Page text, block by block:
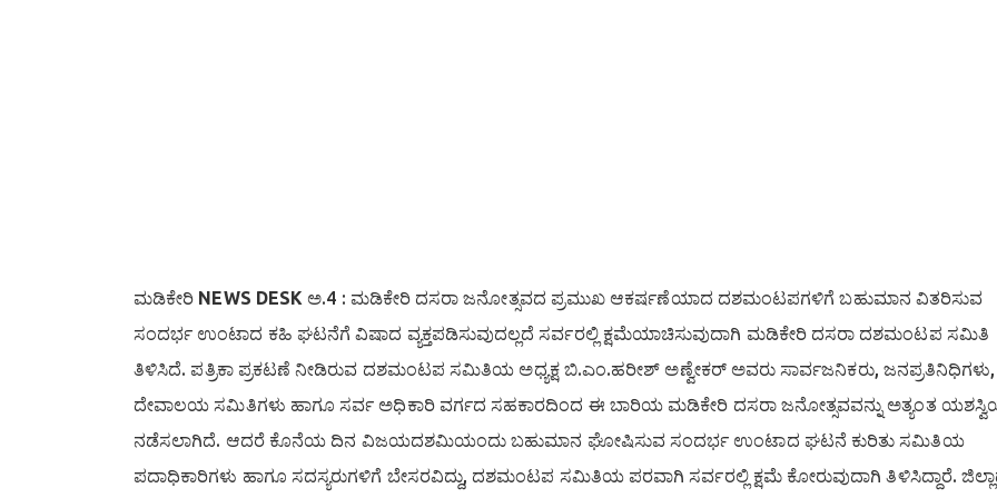
ಮಡಿಕೇರಿ NEWS DESK ಅ.4 : ಮಡಿಕೇರಿ ದಸರಾ ಜನೋತ್ಸವದ ಪ್ರಮುಖ ಆಕರ್ಷಣೆಯಾದ ದಶಮಂಟಪಗಳಿಗೆ ಬಹುಮಾನ ವಿತರಿಸುವ
ಸಂದರ್ಭ ಉಂಟಾದ ಕಹಿ ಘಟನೆಗೆ ವಿಷಾದ ವ್ಯಕ್ತಪಡಿಸುವುದಲ್ಲದೆ ಸರ್ವರಲ್ಲಿ ಕ್ಷಮೆಯಾಚಿಸುವುದಾಗಿ ಮಡಿಕೇರಿ ದಸರಾ ದಶಮಂಟಪ ಸಮಿತಿ
ತಿಳಿಸಿದೆ. ಪತ್ರಿಕಾ ಪ್ರಕಟಣೆ ನೀಡಿರುವ ದಶಮಂಟಪ ಸಮಿತಿಯ ಅಧ್ಯಕ್ಷ ಬಿ.ಎಂ.ಹರೀಶ್ ಅಣ್ವೇಕರ್ ಅವರು ಸಾರ್ವಜನಿಕರು, ಜನಪ್ರತಿನಿಧಿಗಳು,
ದೇವಾಲಯ ಸಮಿತಿಗಳು ಹಾಗೂ ಸರ್ವ ಅಧಿಕಾರಿ ವರ್ಗದ ಸಹಕಾರದಿಂದ ಈ ಬಾರಿಯ ಮಡಿಕೇರಿ ದಸರಾ ಜನೋತ್ಸವವನ್ನು ಅತ್ಯಂತ
ನಡೆಸಲಾಗಿದೆ. ಆದರೆ ಕೊನೆಯ ದಿನ ವಿಜಯದಶಮಿಯಂದು ಬಹುಮಾನ ಘೋಷಿಸುವ ಸಂದರ್ಭ ಉಂಟಾದ ಘಟನೆ ಕುರಿತು ಸಮಿತಿಯ
ಪದಾಧಿಕಾರಿಗಳು ಹಾಗೂ ಸದಸ್ಯರುಗಳಿಗೆ ಬೇಸರವಿದ್ದು, ದಶಮಂಟಪ ಸಮಿತಿಯ ಪರವಾಗಿ ಸರ್ವರಲ್ಲಿ ಕ್ಷಮೆ ಕೋರುವುದಾಗಿ ತಿಳಿಸಿದ್ದಾರೆ.